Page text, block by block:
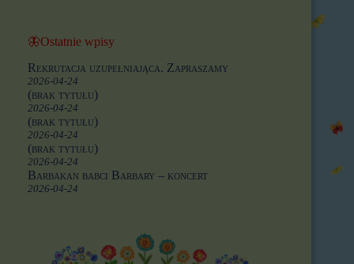
🦋Ostatnie wpisy
Rekrutacja uzupełniająca. Zapraszamy
2026-04-24
(brak tytułu)
2026-04-24
(brak tytułu)
2026-04-24
(brak tytułu)
2026-04-24
Barbakan babci Barbary – koncert
2026-04-24